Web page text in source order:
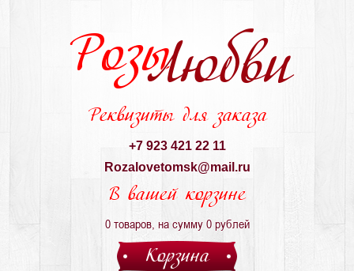
РозыЛюбви
Реквизиты для заказа
+7 923 421 22 11
Rozalovetomsk@mail.ru
В вашей корзине
0товаров, на сумму 0рублей
Корзина